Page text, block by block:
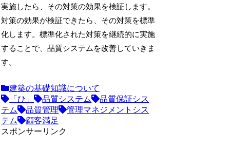
実施したら、その対策の効果を検証します。
対策の効果が検証できたら、その対策を標準
化します。標準化された対策を継続的に実施
することで、品質システムを改善していきま
す。
建築の基礎知識について
「ひ」
品質システム
品質保証シス
テム
品質管理
管理マネジメントシス
テム
顧客満足
スポンサーリンク